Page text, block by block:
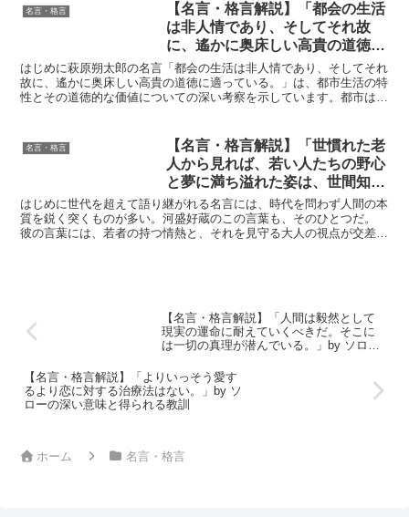
名言・格言
【名言・格言解説】「都会の生活
は非人情であり、そしてそれ故
に、遙かに奥床しい高貴の道徳に
適っている。」by 萩原朔太郎の
深い意味と得られる教訓
はじめに萩原朔太郎の名言「都会の生活は非人情であり、そしてそれ
故に、遙かに奥床しい高貴の道徳に適っている。」は、都市生活の特
性とその道徳的な価値についての深い考察を示しています。都市はし
名言・格言
【名言・格言解説】「世慣れた老
人から見れば、若い人たちの野心
と夢に満ち溢れた姿は、世間知ら
ずのお坊ちゃんの、ひとりよがり
の、見るからにあぶなっかしい姿
であるに違いない。しかし、新し
河盛好蔵の深い意味と得られる教
訓
はじめに世代を超えて語り継がれる名言には、時代を問わず人間の本
質を鋭く突くものが多い。河盛好蔵のこの言葉も、そのひとつだ。
彼の言葉には、若者の持つ情熱と、それを見守る大人の視点が交差
【名言・格言解説】「人間は毅然として
現実の運命に耐えていくべきだ。そこに
は一切の真理が潜んでいる。」by ソロー
【名言・格言解説】「よりいっそう愛す
るより恋に対する治療法はない。」by ソ
ローの深い意味と得られる教訓
ホーム 名言・格言